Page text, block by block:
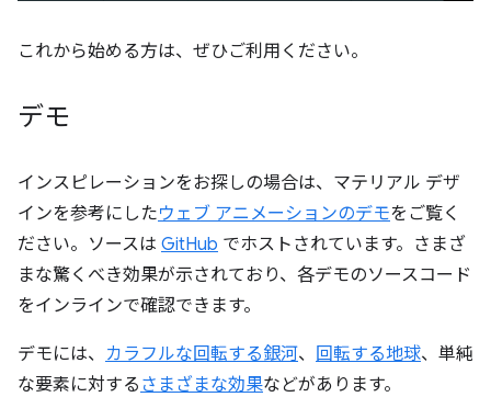
これから始める方は、ぜひご利用ください。
デモ
インスピレーションをお探しの場合は、マテリアル デザ
インを参考にしたウェブ アニメーションのデモをご覧く
ださい。ソースは GitHub でホストされています。さまざ
まな驚くべき効果が示されており、各デモのソースコード
をインラインで確認できます。
デモには、 カラフルな回転する銀河、 回転する地球、単純
な要素に対する さまざまな効果などがあります。